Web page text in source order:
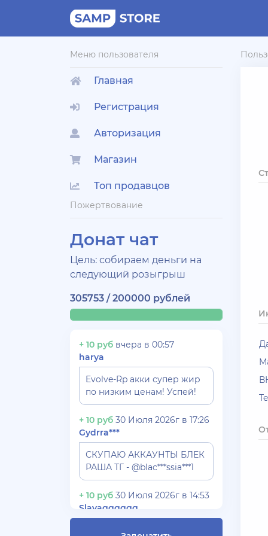
Меню пользователя
Главная
Регистрация
Авторизация
Магазин
Топ продавцов
Пожертвование
Донат чат
Цель: собираем деньги на
следующий розыгрыш
305753 / 200000 рублей
+ 10 руб вчера в 00:57
harya
Evolve-Rp акки супер жир
по низким ценам! Успей!
+ 10 руб 30 Июля 2026г в 17:26
Gydrra***
СКУПАЮ АККАУНТЫ БЛЕК
РАША ТГ - @blac***ssia***1
+ 10 руб 30 Июля 2026г в 14:53
Slavagggggg